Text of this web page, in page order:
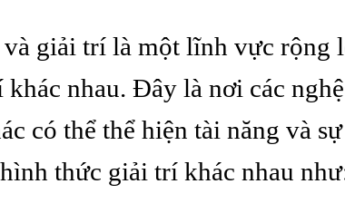
giải trí là một lĩnh vực rộng
khác nhau. Đây là nơi các
có thể thể hiện tài năng và
thức giải trí khác nhau